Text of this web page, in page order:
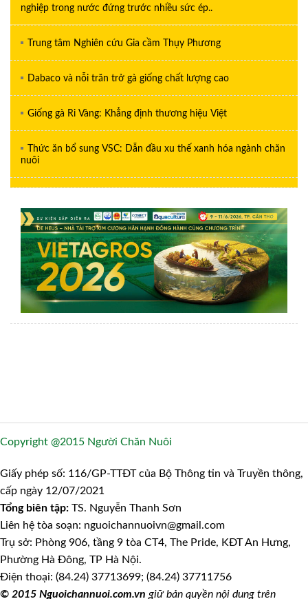
nghiệp trong nước đứng trước nhiều sức ép..
Trung tâm Nghiên cứu Gia cầm Thụy Phương
Dabaco và nỗi trăn trở gà giống chất lượng cao
Giống gà Ri Vàng: Khẳng định thương hiệu Việt
Thức ăn bổ sung VSC: Dẫn đầu xu thế xanh hóa ngành chăn
nuôi
Copyright @2015 Người Chăn Nuôi
Giấy phép số: 116/GP-TTĐT của Bộ Thông tin và Truyền thông,
cấp ngày 12/07/2021
Tổng biên tập: TS. Nguyễn Thanh Sơn
Liên hệ tòa soạn: nguoichannuoivn@gmail.com
Trụ sở: Phòng 906, tầng 9 tòa CT4, The Pride, KĐT An Hưng,
Phường Hà Đông, TP Hà Nội.
Điện thoại: (84.24) 37713699; (84.24) 37711756
© 2015 Nguoichannuoi.com.vn giữ bản quyền nội dung trên